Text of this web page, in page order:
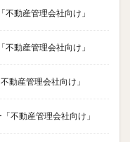
動産管理会社向け」
動産管理会社向け」
動産管理会社向け」
不動産管理会社向け」